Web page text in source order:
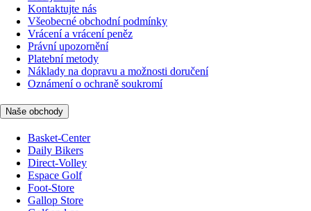
Kontaktujte nás
Všeobecné obchodní podmínky
Vrácení a vrácení peněz
Právní upozornění
Platební metody
Náklady na dopravu a možnosti doručení
Oznámení o ochraně soukromí
Naše obchody
Basket-Center
Daily Bikers
Direct-Volley
Espace Golf
Foot-Store
Gallop Store